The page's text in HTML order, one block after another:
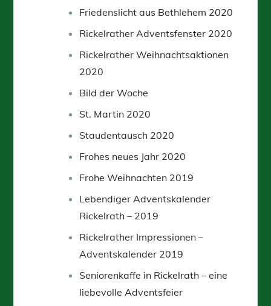
Friedenslicht aus Bethlehem 2020
Rickelrather Adventsfenster 2020
Rickelrather Weihnachtsaktionen
2020
Bild der Woche
St. Martin 2020
Staudentausch 2020
Frohes neues Jahr 2020
Frohe Weihnachten 2019
Lebendiger Adventskalender
Rickelrath – 2019
Rickelrather Impressionen –
Adventskalender 2019
Seniorenkaffe in Rickelrath – eine
liebevolle Adventsfeier